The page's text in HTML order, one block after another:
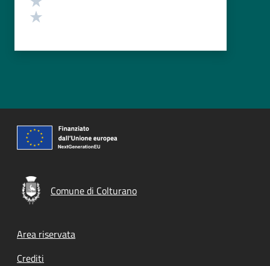
Comune di Colturano
Footer menu
Area riservata
Crediti